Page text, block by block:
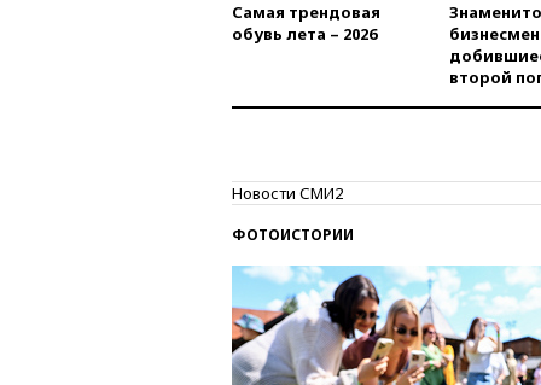
Самая трендовая
обувь лета – 2026
второй
Новости СМИ2
ФОТОИСТОРИИ